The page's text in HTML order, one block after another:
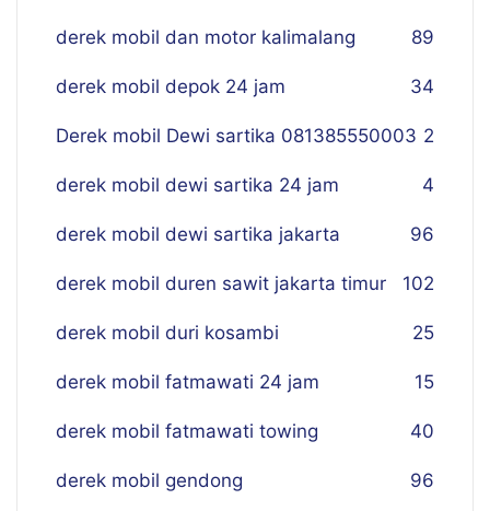
derek mobil dan motor kalimalang 89
derek mobil depok 24 jam 34
Derek mobil Dewi sartika 081385550003 2
derek mobil dewi sartika 24 jam 4
derek mobil dewi sartika jakarta 96
derek mobil duren sawit jakarta timur 102
derek mobil duri kosambi 25
derek mobil fatmawati 24 jam 15
derek mobil fatmawati towing 40
derek mobil gendong 96